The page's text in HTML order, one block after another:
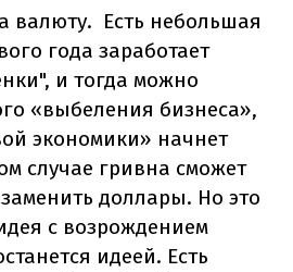
валюту. Есть небольшая
года заработает
и тогда можно
«выбеления бизнеса»,
экономики» начнет
случае гривна сможет
доллары. Но это
с возрождением
идеей. Есть